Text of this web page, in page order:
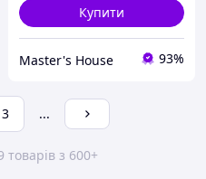
Купити
Master's House 93%
3 ...
товарів з 600+